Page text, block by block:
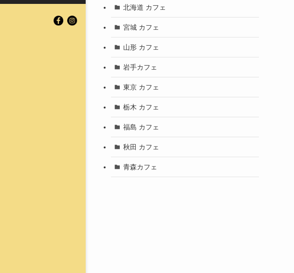
北海道 カフェ
宮城 カフェ
山形 カフェ
岩手カフェ
東京 カフェ
栃木 カフェ
福島 カフェ
秋田 カフェ
青森カフェ